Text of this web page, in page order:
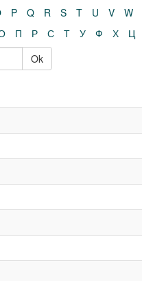
P Q R S T U V W
П Р С Т У Ф Х Ц
Ok